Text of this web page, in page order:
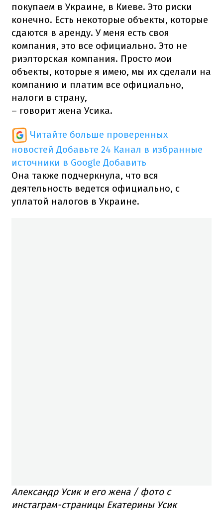
покупаем в Украине, в Киеве. Это риски
конечно. Есть некоторые объекты, которые
сдаются в аренду. У меня есть своя
компания, это все официально. Это не
риэлторская компания. Просто мои
объекты, которые я имею, мы их сделали на
компанию и платим все официально,
налоги в страну,
– говорит жена Усика.
Читайте больше проверенных
новостей Добавьте 24 Канал в избранные
источники в Google Добавить
Она также подчеркнула, что вся
деятельность ведется официально, с
уплатой налогов в Украине.
Александр Усик и его жена / фото с
инстаграм-страницы Екатерины Усик